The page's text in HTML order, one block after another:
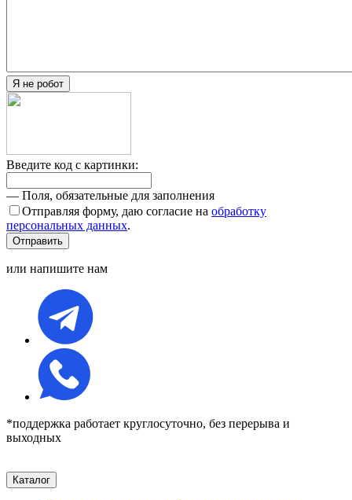
Я не робот
Введите код с картинки:
— Поля, обязательные для заполнения
Отправляя форму, даю согласие на обработку
персональных данных.
Отправить
или напишите нам
*поддержка работает круглосуточно, без перерыва и
выходных
Каталог